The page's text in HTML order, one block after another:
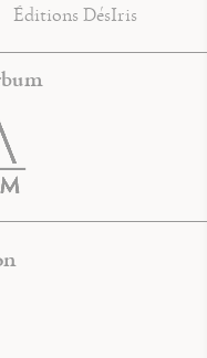
Éditions DésIris